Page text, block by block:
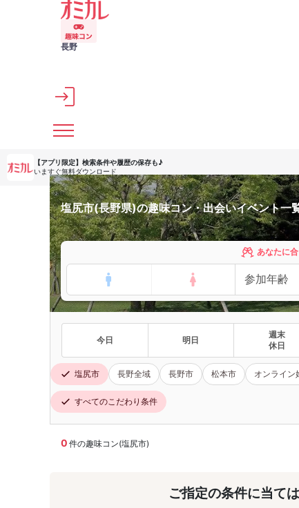
メインコンテンツへスキップ
長野
【アプリ限定】 検索条件や履歴の保存も♪
いますぐ無料ダウンロード
塩尻市(長野県)の趣味コン・出会いイベント一
あなたに
今日 明日
週末
休日
塩尻市 長野全域 長野市 松本市 オンライン
すべてのこだわり条件
0 件の趣味コン(塩尻市)
ご指定の条件に当て